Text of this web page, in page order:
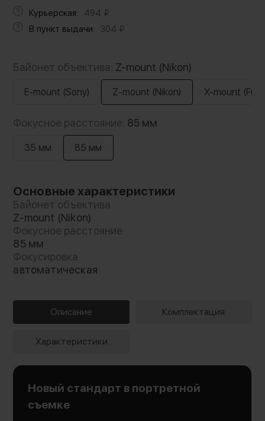
Курьерская: 494 ₽
В пункт выдачи:
304 ₽
Байонет объектива: Z-mount (Nikon)
E-mount (Sony) Z-mount (Nikon) X-mount
Фокусное расстояние: 85 мм
35 мм 85 мм
Основные характеристики
Байонет объектива
Z-mount (Nikon)
Фокусное расстояние
85 мм
Фокусировка
автоматическая
Описание Комплектация
Характеристики
Новый стандарт в портретной
съемке